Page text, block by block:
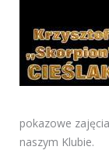
pokazowe
naszym Klubie.